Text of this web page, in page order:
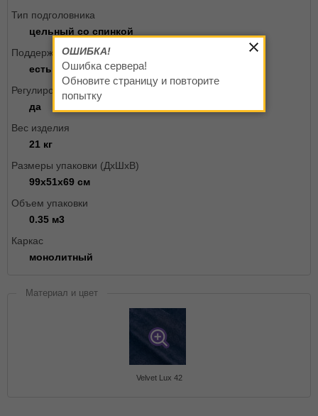
Тип подголовника
цельный со спинкой
Поддержка спины
есть
Регулировка жесткости качания
да
Вес изделия
21 кг
Размеры упаковки (ДxШxВ)
99х51х69 см
Объем упаковки
0.35 м3
Каркас
монолитный
Материал и цвет
Velvet Lux 42
ОШИБКА!
Ошибка сервера!
Обновите страницу и повторите
попытку